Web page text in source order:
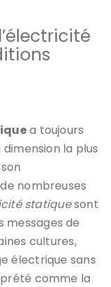
a toujours
la plus
nombreuses
statiquesont
messages de
cultures,
électrique sans
comme la